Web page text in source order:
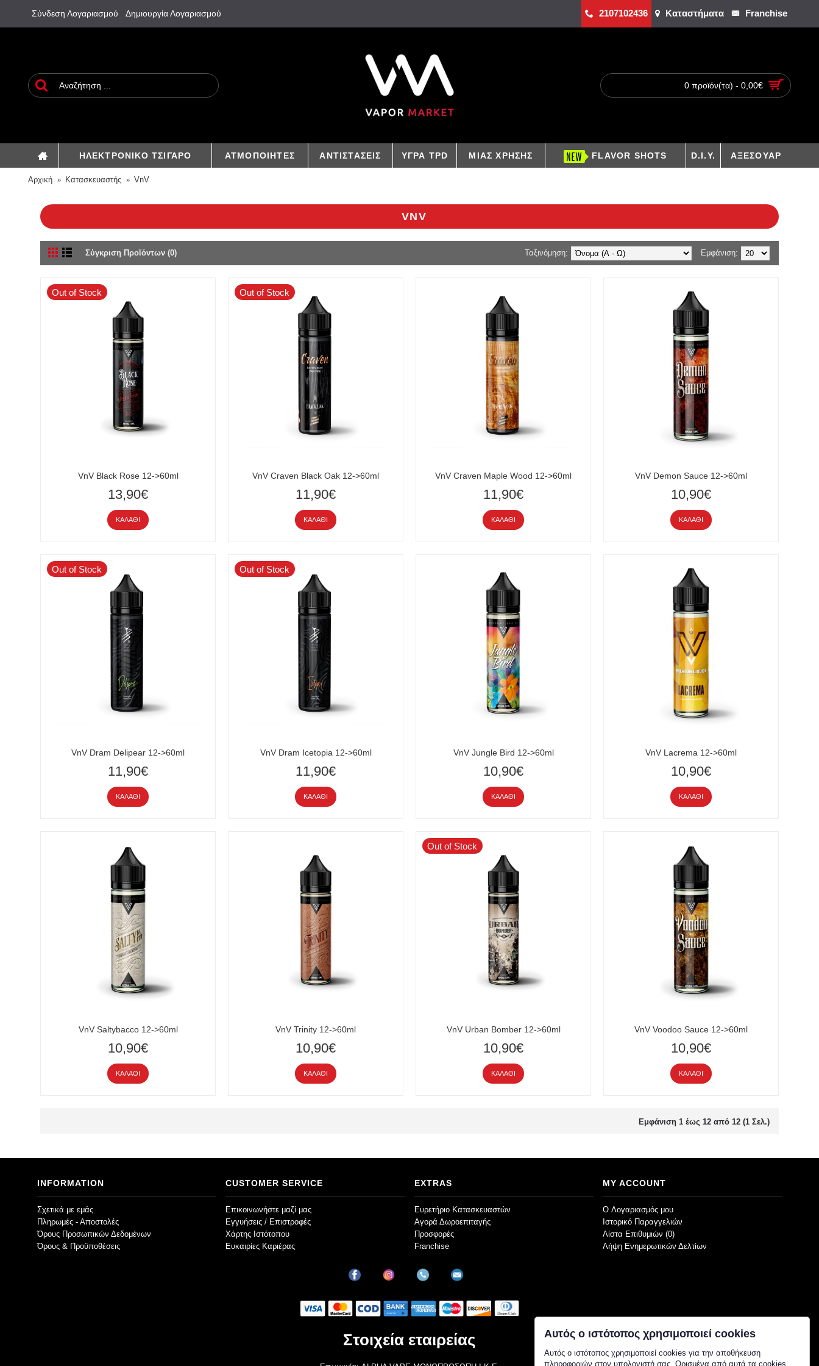
Σύνδεση Λογαριασμού Δημιουργία Λογαριασμού 2107102436 Καταστήματα Franchise
0 προϊόν(τα) - 0,00€
ΗΛΕΚΤΡΟΝΙΚΟ ΤΣΙΓΑΡΟ ΑΤΜΟΠΟΙΗΤΕΣ ΑΝΤΙΣΤΑΣΕΙΣ ΥΓΡΑ TPD ΜΙΑΣ ΧΡΗΣΗΣ FLAVOR SHOTS D.I.Y. ΑΞΕΣΟΥΑΡ
Αρχική Κατασκευαστής VnV
VNV
Σύγκριση Προϊόντων (0) Εμφάνιση:
Ταξινόμηση:
Out of Stock
VnV Black Rose 12->60ml
13,90€
ΚΑΛΆΘΙ
Out of Stock
VnV Craven Black Oak 12->60ml
11,90€
ΚΑΛΆΘΙ
VnV Craven Maple Wood 12->60ml
11,90€
ΚΑΛΆΘΙ
VnV Demon Sauce 12->60ml
10,90€
ΚΑΛΆΘΙ
Out of Stock
VnV Dram Delipear 12->60ml
11,90€
ΚΑΛΆΘΙ
Out of Stock
VnV Dram Icetopia 12->60ml
11,90€
ΚΑΛΆΘΙ
VnV Jungle Bird 12->60ml
10,90€
ΚΑΛΆΘΙ
VnV Lacrema 12->60ml
10,90€
ΚΑΛΆΘΙ
VnV Saltybacco 12->60ml
10,90€
ΚΑΛΆΘΙ
VnV Trinity 12->60ml
10,90€
ΚΑΛΆΘΙ
Out of Stock
VnV Urban Bomber 12->60ml
10,90€
ΚΑΛΆΘΙ
VnV Voodoo Sauce 12->60ml
10,90€
ΚΑΛΆΘΙ
Εμφάνιση 1 έως 12 από 12 (1 Σελ.)
INFORMATION
Σχετικά με εμάς
Πληρωμές - Αποστολές
Όρους Προσωπικών Δεδομένων
Όρους & Προϋποθέσεις
CUSTOMER SERVICE
Επικοινωνήστε μαζί μας
Εγγυήσεις / Επιστροφές
Χάρτης Ιστότοπου
Ευκαιρίες Καριέρας
EXTRAS
Ευρετήριο Κατασκευαστών
Αγορά Δωροεπιταγής
Προσφορές
Franchise
MY ACCOUNT
O Λογαριασμός μου
Ιστορικό Παραγγελιών
Λίστα Επιθυμιών (0)
Λήψη Ενημερωτικών Δελτίων
Στοιχεία εταιρείας Αυτός ο ιστότοπος χρησιμοποιεί cookies
Αυτός ο ιστότοπος χρησιμοποιεί cookies για την αποθήκευση
πληροφοριών στον υπολογιστή σας. Ορισμένα από αυτά τα cookies